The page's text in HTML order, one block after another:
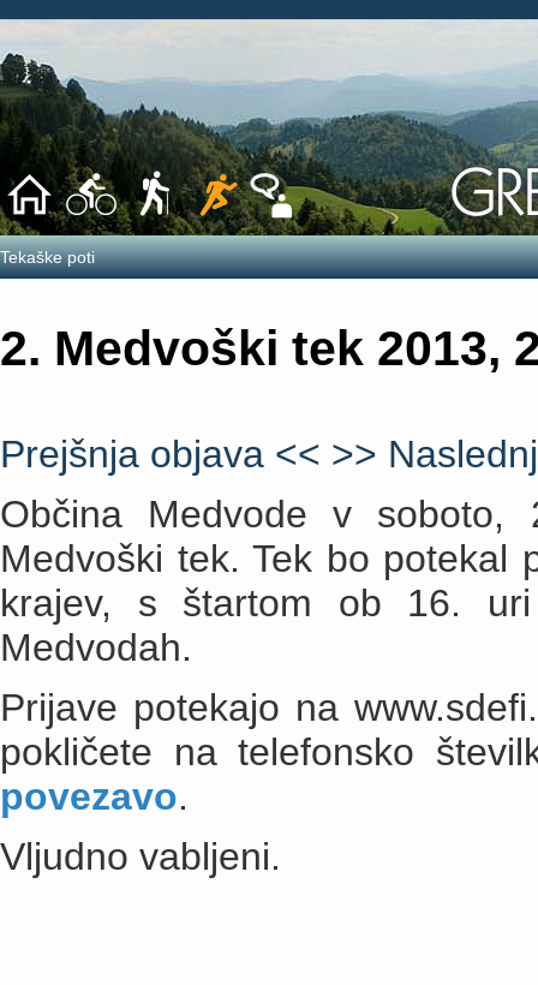
Tekaške poti
2. Medvoški tek 2013,
Prejšnja objava << >>
Občina Medvode v soboto,
Medvoški tek. Tek bo potekal
krajev, s štartom ob 16.
Medvodah.
Prijave potekajo na
pokličete na telefonsko
povezavo.
Vljudno vabljeni.